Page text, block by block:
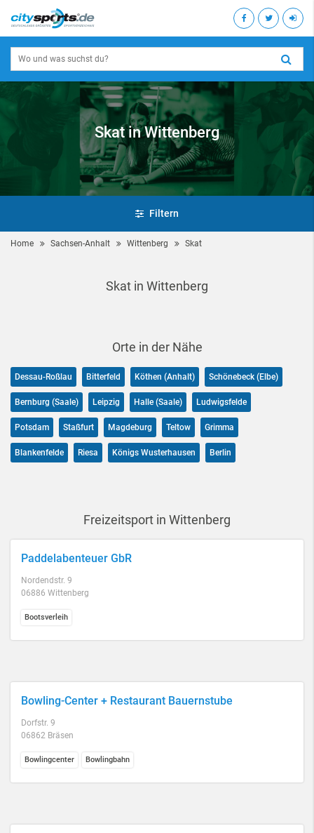
Skat in Wittenberg
Filtern
Home Sachsen-Anhalt Wittenberg Skat
Skat in Wittenberg
Orte in der Nähe
Dessau-Roßlau Bitterfeld Köthen (Anhalt) Schönebeck (Elbe)
Bernburg (Saale) Leipzig Halle (Saale) Ludwigsfelde
Potsdam Staßfurt Magdeburg Teltow Grimma
Blankenfelde Riesa Königs Wusterhausen Berlin
Freizeitsport in Wittenberg
Paddelabenteuer GbR
Nordendstr. 9
06886 Wittenberg
Bootsverleih
Bowling-Center + Restaurant Bauernstube
Dorfstr. 9
06862 Bräsen
Bowlingcenter Bowlingbahn